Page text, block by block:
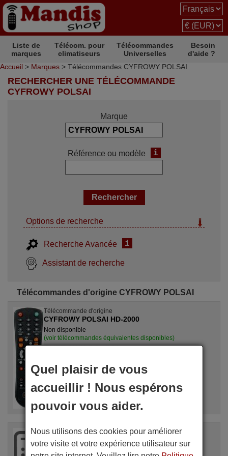
Liste de
marques
Télécom. pour
climatiseurs
Télécommandes
Universelles
Besoin
d'aide ?
Accueil > Marques > Télécommandes CYFROWY POLSAI
RECHERCHER UNE TÉLÉCOMMANDE
CYFROWY POLSAI
Marque
Référence ou modèle i
Options de recherche
Recherche Avancée i
Assistant de recherche
Télécommandes d'origine CYFROWY POLSAI
Télécommande d'origine
CYFROWY POLSAI HD-2000
Non disponible
(voir télécommandes équivalentes disponibles)
CYFROWY POLSAI
Télécommande d'origine
CYFROWY POLSAI RC 03
Disponibilité inconnue
Quel plaisir de vous
accueillir ! Nous espérons
pouvoir vous aider.
Nous utilisons des cookies pour améliorer
votre visite et votre expérience utilisateur sur